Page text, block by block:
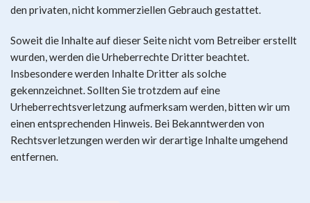
den privaten, nicht kommerziellen Gebrauch gestattet.
Soweit die Inhalte auf dieser Seite nicht vom Betreiber erstellt
wurden, werden die Urheberrechte Dritter beachtet.
Insbesondere werden Inhalte Dritter als solche
gekennzeichnet. Sollten Sie trotzdem auf eine
Urheberrechtsverletzung aufmerksam werden, bitten wir um
einen entsprechenden Hinweis. Bei Bekanntwerden von
Rechtsverletzungen werden wir derartige Inhalte umgehend
entfernen.